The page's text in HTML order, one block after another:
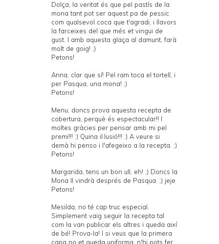
Dolça, la veritat és que pel pastís de la
mona tant pot ser aquest pa de pessic
com qualsevol coca que t'agradi, i llavors
la farceixes del que més et vingui de
gust. I amb aquesta glaça al damunt, farà
molt de goig! ;)
Petons!
Anna, clar que sí! Pel ram toca el tortell, i
per Pasqua, una mona! ;)
Petons!
Menu, doncs prova aquesta recepta de
cobertura, perquè és espectacular!! I
moltes gràcies per pensar amb mi pel
premi!!! :) Quina il·lusió!!! :) A veure si
demà hi penso i l'afegeixo a la recepta. ;)
Petons!
Margarida, tens un bon ull, eh! ;) Doncs la
Mona II vindrà després de Pasqua. ;) jeje
Petons!
Mesilda, no té cap truc especial.
Simplement vaig seguir la recepta tal
com la van publicar els altres i queda així
de bé! Prova-la! I si veus que la primera
capa no et queda uniforma, n'hi pots fer